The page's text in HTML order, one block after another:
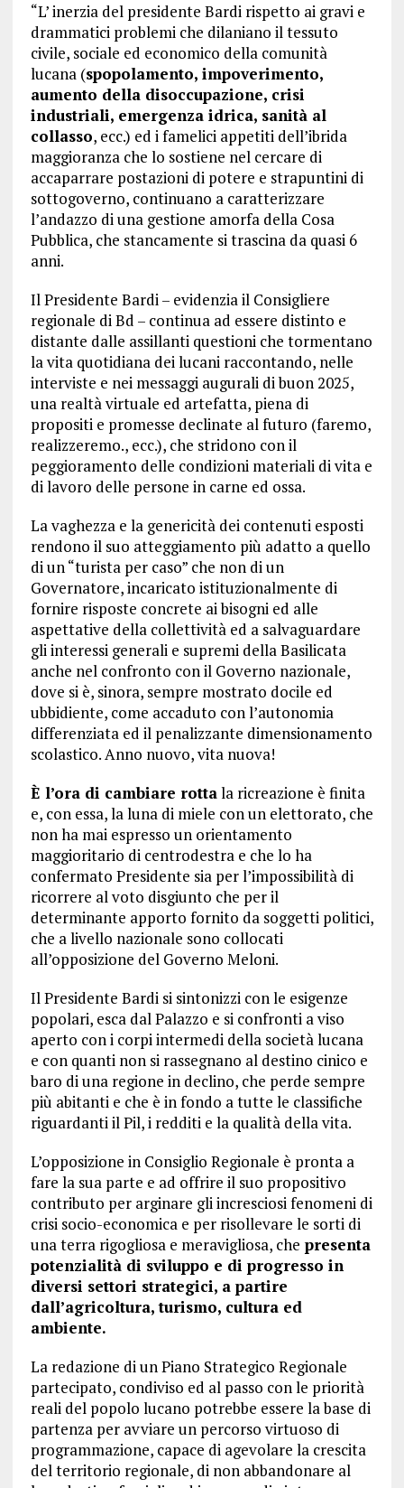
“L’ inerzia del presidente Bardi rispetto ai gravi e
drammatici problemi che dilaniano il tessuto
civile, sociale ed economico della comunità
lucana (spopolamento, impoverimento,
aumento della disoccupazione, crisi
industriali, emergenza idrica, sanità al
collasso, ecc.) ed i famelici appetiti dell’ibrida
maggioranza che lo sostiene nel cercare di
accaparrare postazioni di potere e strapuntini di
sottogoverno, continuano a caratterizzare
l’andazzo di una gestione amorfa della Cosa
Pubblica, che stancamente si trascina da quasi 6
anni.
Il Presidente Bardi – evidenzia il Consigliere
regionale di Bd – continua ad essere distinto e
distante dalle assillanti questioni che tormentano
la vita quotidiana dei lucani raccontando, nelle
interviste e nei messaggi augurali di buon 2025,
una realtà virtuale ed artefatta, piena di
propositi e promesse declinate al futuro (faremo,
realizzeremo., ecc.), che stridono con il
peggioramento delle condizioni materiali di vita e
di lavoro delle persone in carne ed ossa.
La vaghezza e la genericità dei contenuti esposti
rendono il suo atteggiamento più adatto a quello
di un “turista per caso” che non di un
Governatore, incaricato istituzionalmente di
fornire risposte concrete ai bisogni ed alle
aspettative della collettività ed a salvaguardare
gli interessi generali e supremi della Basilicata
anche nel confronto con il Governo nazionale,
dove si è, sinora, sempre mostrato docile ed
ubbidiente, come accaduto con l’autonomia
differenziata ed il penalizzante dimensionamento
scolastico. Anno nuovo, vita nuova!
È l’ora di cambiare rottala ricreazione è finita
e, con essa, la luna di miele con un elettorato, che
non ha mai espresso un orientamento
maggioritario di centrodestra e che lo ha
confermato Presidente sia per l’impossibilità di
ricorrere al voto disgiunto che per il
determinante apporto fornito da soggetti politici,
che a livello nazionale sono collocati
all’opposizione del Governo Meloni.
Il Presidente Bardi si sintonizzi con le esigenze
popolari, esca dal Palazzo e si confronti a viso
aperto con i corpi intermedi della società lucana
e con quanti non si rassegnano al destino cinico e
baro di una regione in declino, che perde sempre
più abitanti e che è in fondo a tutte le classifiche
riguardanti il Pil, i redditi e la qualità della vita.
L’opposizione in Consiglio Regionale è pronta a
fare la sua parte e ad offrire il suo propositivo
contributo per arginare gli incresciosi fenomeni di
crisi socio-economica e per risollevare le sorti di
una terra rigogliosa e meravigliosa, che presenta
potenzialità di sviluppo e di progresso in
diversi settori strategici, a partire
dall’agricoltura, turismo, cultura ed
ambiente.
La redazione di un Piano Strategico Regionale
partecipato, condiviso ed al passo con le priorità
reali del popolo lucano potrebbe essere la base di
partenza per avviare un percorso virtuoso di
programmazione, capace di agevolare la crescita
del territorio regionale, di non abbandonare al